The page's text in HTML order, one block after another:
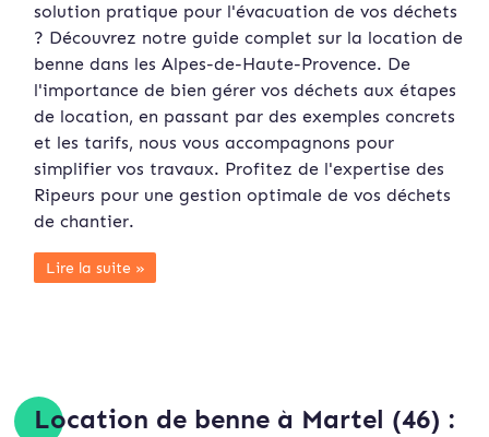
solution pratique pour l'évacuation de vos déchets
? Découvrez notre guide complet sur la location de
benne dans les Alpes-de-Haute-Provence. De
l'importance de bien gérer vos déchets aux étapes
de location, en passant par des exemples concrets
et les tarifs, nous vous accompagnons pour
simplifier vos travaux. Profitez de l'expertise des
Ripeurs pour une gestion optimale de vos déchets
de chantier.
Lire la suite »
Location de benne à Martel (46) :